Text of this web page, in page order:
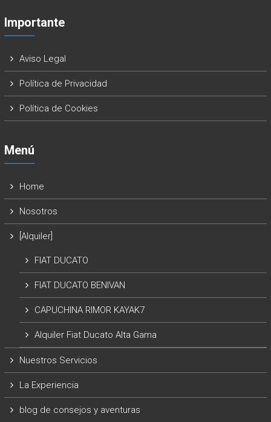
Importante
Aviso Legal
Política de Privacidad
Política de Cookies
Menú
Home
Nosotros
[Alquiler]
FIAT DUCATO
FIAT DUCATO BENIVAN
CAPUCHINA RIMOR KAYAK7
Alquiler Fiat Ducato Alta Gama
Nuestros Servicios
La Experiencia
blog de consejos y aventuras